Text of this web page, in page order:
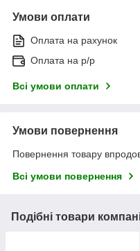
Умови оплати
Оплата на рахунок
Оплата на р/р
Всі умови оплати
Умови повернення
Повернення товару
Всі умови повернення
Подібні товари